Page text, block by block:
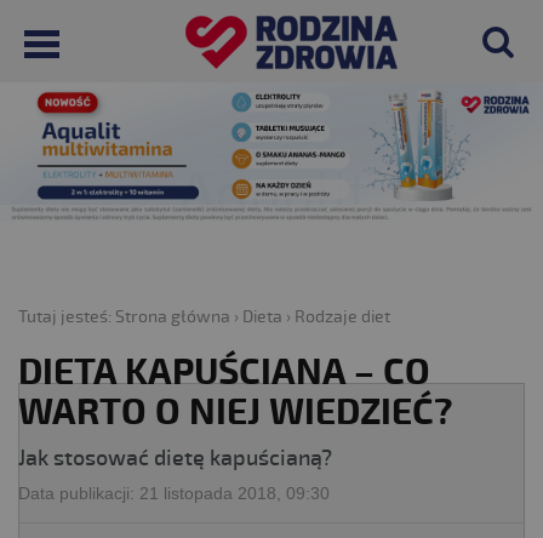
Tutaj jesteś: Strona główna › Dieta › Rodzaje diet
DIETA KAPUŚCIANA – CO
WARTO O NIEJ WIEDZIEĆ?
Jak stosować dietę kapuścianą?
Data publikacji: 21 listopada 2018, 09:30